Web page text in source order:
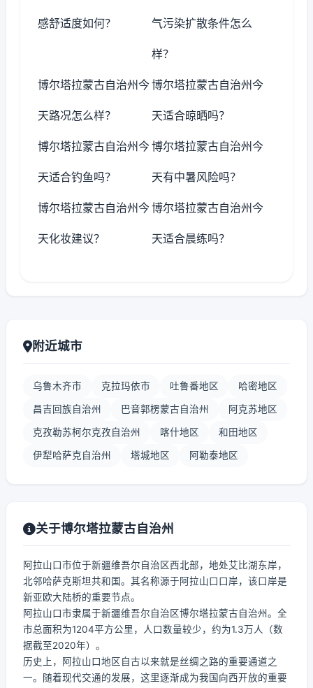
感舒适度如何？ 气污染扩散条件怎么
样？
博尔塔拉蒙古自治州今
天路况怎么样？
博尔塔拉蒙古自治州今
天适合晾晒吗？
博尔塔拉蒙古自治州今
天适合钓鱼吗？
博尔塔拉蒙古自治州今
天有中暑风险吗？
博尔塔拉蒙古自治州今
天化妆建议？
博尔塔拉蒙古自治州今
天适合晨练吗？
附近城市
乌鲁木齐市 克拉玛依市 吐鲁番地区 哈密地区
昌吉回族自治州 巴音郭楞蒙古自治州 阿克苏地区
克孜勒苏柯尔克孜自治州 喀什地区 和田地区
伊犁哈萨克自治州 塔城地区 阿勒泰地区
关于博尔塔拉蒙古自治州
阿拉山口市位于新疆维吾尔自治区西北部，地处艾比湖东岸，
北邻哈萨克斯坦共和国。其名称源于阿拉山口口岸，该口岸是
新亚欧大陆桥的重要节点。
阿拉山口市隶属于新疆维吾尔自治区博尔塔拉蒙古自治州。全
市总面积为1204平方公里，人口数量较少，约为1.3万人（数
据截至2020年）。
历史上，阿拉山口地区自古以来就是丝绸之路的重要通道之
一。随着现代交通的发展，这里逐渐成为我国向西开放的重要